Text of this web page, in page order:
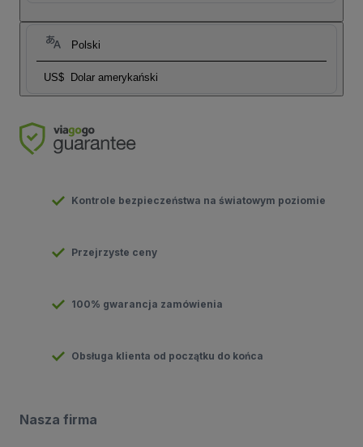
Polski
US$ Dolar amerykański
Kontrole bezpieczeństwa na światowym poziomie
Przejrzyste ceny
100% gwarancja zamówienia
Obsługa klienta od początku do końca
Nasza firma